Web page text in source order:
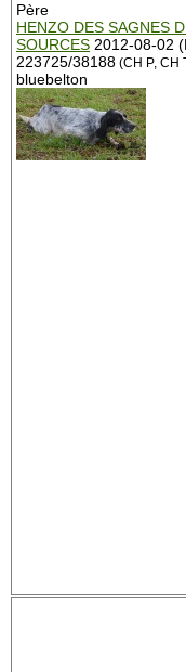
Père
HENZO DES SAGNES
SOURCES 2012-08-02
223725/38188 (CH P, CH
bluebelton